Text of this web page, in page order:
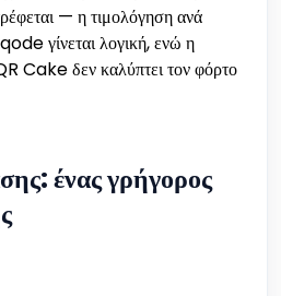
— η τιμολόγηση ανά
γίνεται λογική, ενώ η
Cake δεν καλύπτει τον φόρτο
ένας γρήγορος